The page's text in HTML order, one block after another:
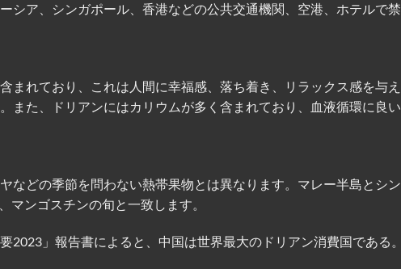
シア、シンガポール、香港などの公共交通機関、空港、ホテルで禁
まれており、これは人間に幸福感、落ち着き、リラックス感を与え
また、ドリアンにはカリウムが多く含まれており、血液循環に良い
などの季節を問わない熱帯果物とは異なります。マレー半島とシン
マンゴスチンの旬と一致します。
2023」報告書によると、中国は世界最大のドリアン消費国である。